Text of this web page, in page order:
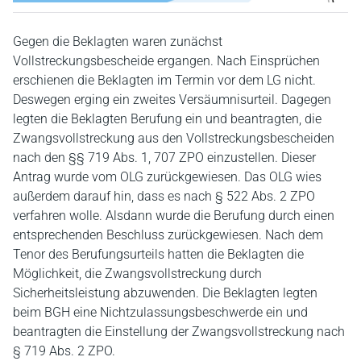
Gegen die Beklagten waren zunächst
Vollstreckungsbescheide ergangen. Nach Einsprüchen
erschienen die Beklagten im Termin vor dem LG nicht.
Deswegen erging ein zweites Versäumnisurteil. Dagegen
legten die Beklagten Berufung ein und beantragten, die
Zwangsvollstreckung aus den Vollstreckungsbescheiden
nach den §§ 719 Abs. 1, 707 ZPO einzustellen. Dieser
Antrag wurde vom OLG zurückgewiesen. Das OLG wies
außerdem darauf hin, dass es nach § 522 Abs. 2 ZPO
verfahren wolle. Alsdann wurde die Berufung durch einen
entsprechenden Beschluss zurückgewiesen. Nach dem
Tenor des Berufungsurteils hatten die Beklagten die
Möglichkeit, die Zwangsvollstreckung durch
Sicherheitsleistung abzuwenden. Die Beklagten legten
beim BGH eine Nichtzulassungsbeschwerde ein und
beantragten die Einstellung der Zwangsvollstreckung nach
§ 719 Abs. 2 ZPO.